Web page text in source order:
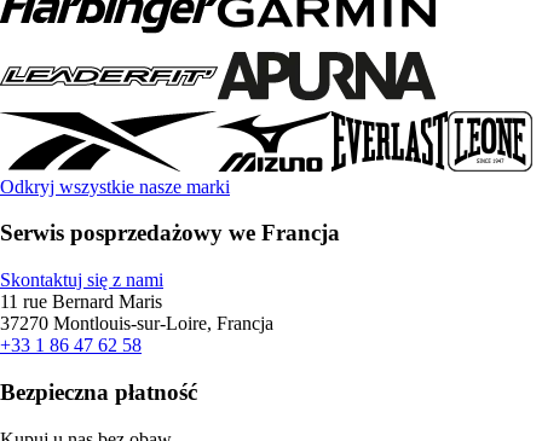
Odkryj wszystkie nasze marki
Serwis posprzedażowy we Francja
Skontaktuj się z nami
11 rue Bernard Maris
37270 Montlouis-sur-Loire, Francja
+33 1 86 47 62 58
Bezpieczna płatność